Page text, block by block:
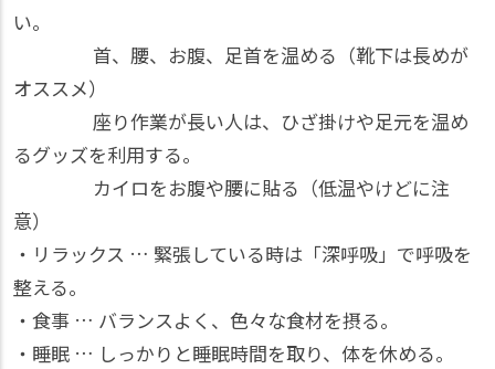
い。
首、腰、お腹、足首を温める（靴下は長めが
オススメ）
座り作業が長い人は、ひざ掛けや足元を温め
るグッズを利用する。
カイロをお腹や腰に貼る（低温やけどに注
意）
・リラックス … 緊張している時は「深呼吸」で呼吸を
整える。
・食事 … バランスよく、色々な食材を摂る。
・睡眠 … しっかりと睡眠時間を取り、体を休める。